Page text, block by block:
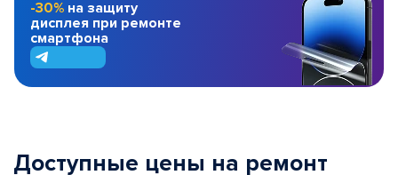
-30% на защиту
дисплея при ремонте
смартфона
Доступные цены на ремонт